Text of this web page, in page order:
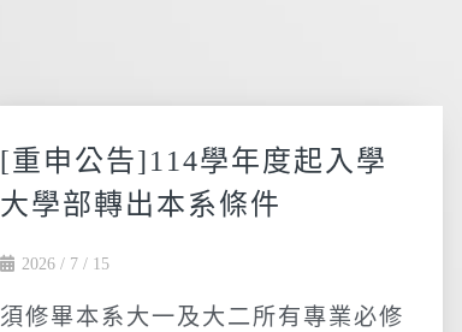
[重申公告]114學年度起入學
大學部轉出本系條件
2026 / 7 / 15
須修畢本系大一及大二所有專業必修